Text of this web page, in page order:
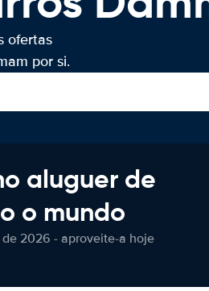
ofertas
por si.
aluguer de
o mundo
de 2026 - aproveite-a hoje